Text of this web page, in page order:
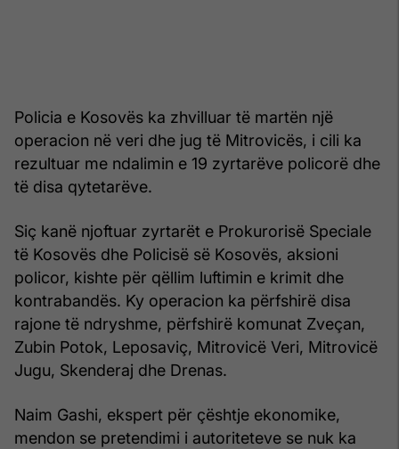
Policia e Kosovës ka zhvilluar të martën një
operacion në veri dhe jug të Mitrovicës, i cili ka
rezultuar me ndalimin e 19 zyrtarëve policorë dhe
të disa qytetarëve.
Siç kanë njoftuar zyrtarët e Prokurorisë Speciale
të Kosovës dhe Policisë së Kosovës, aksioni
policor, kishte për qëllim luftimin e krimit dhe
kontrabandës. Ky operacion ka përfshirë disa
rajone të ndryshme, përfshirë komunat Zveçan,
Zubin Potok, Leposaviç, Mitrovicë Veri, Mitrovicë
Jugu, Skenderaj dhe Drenas.
Naim Gashi, ekspert për çështje ekonomike,
mendon se pretendimi i autoriteteve se nuk ka